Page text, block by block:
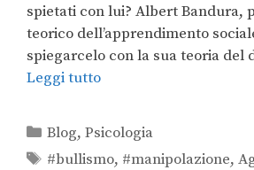
spietati con lui? Albert Bandura,
teorico dell’apprendimento
spiegarcelo con la sua teoria del
Leggi tutto
Blog,Psicologia
#bullismo, #manipolazione,